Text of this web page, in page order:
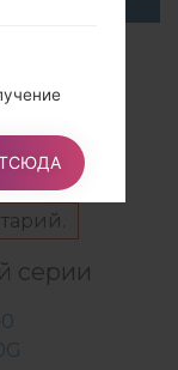
серии
и по
а также